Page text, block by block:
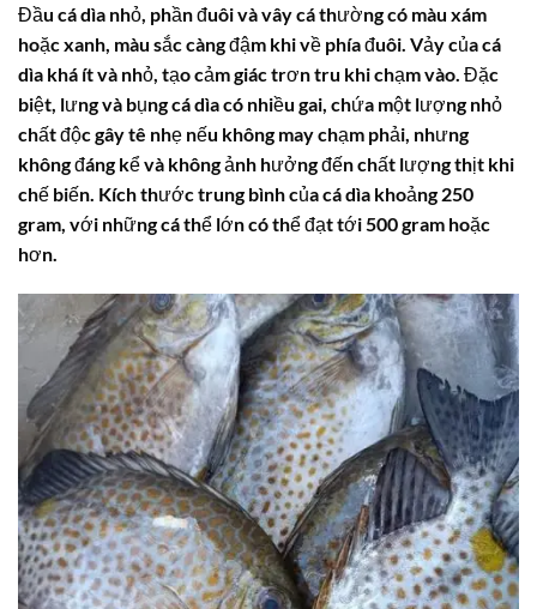
Đầu cá dìa nhỏ, phần đuôi và vây cá thường có màu xám
hoặc xanh, màu sắc càng đậm khi về phía đuôi. Vảy củacá
dìa khá ít và nhỏ, tạo cảm giác trơn tru khi chạm vào. Đặc
biệt, lưng và bụngcá dìacó nhiều gai, chứa một lượng nhỏ
chất độc gây tê nhẹ nếu không may chạm phải, nhưng
không đáng kể và không ảnh hưởng đến chất lượng thịt khi
chế biến. Kích thước trung bình củacá dìa khoảng 250
gram, với những cá thể lớn có thể đạt tới 500 gram hoặc
hơn.